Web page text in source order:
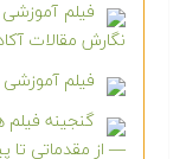
فیلم آموزشی
نگارش مقالات
فیلم
گنجینه فیلم
— از مقدماتی تا